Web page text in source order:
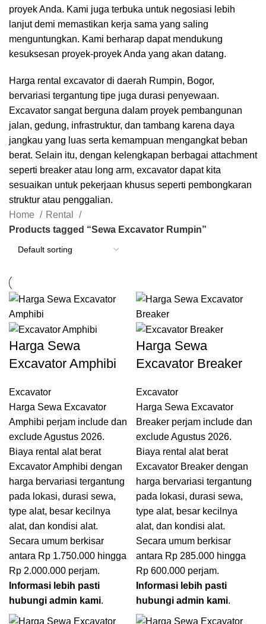
proyek Anda. Kami juga terbuka untuk negosiasi lebih
lanjut demi memastikan kerja sama yang saling
menguntungkan. Kami berharap dapat mendukung
kesuksesan proyek-proyek Anda yang akan datang.
Harga rental excavator di daerah Rumpin, Bogor,
bervariasi tergantung tipe juga durasi penyewaan.
Excavator sangat berguna dalam proyek pembangunan
jalan, gedung, infrastruktur, dan tambang karena daya
jangkau yang luas serta kemampuan mengangkat beban
berat. Selain itu, dengan kelengkapan berbagai attachment
seperti breaker atau long arm, excavator dapat kita
sesuaikan untuk pekerjaan khusus seperti pembongkaran
struktur atau penggalian.
Home
Rental
Products tagged “Sewa Excavator Rumpin”
Harga Sewa
Excavator Amphibi
Excavator
Harga Sewa Excavator
Amphibi perjam include dan
exclude Agustus 2026.
Biaya rental alat berat
Excavator Amphibi dengan
harga bervariasi tergantung
pada lokasi, durasi sewa,
type alat, besar kecilnya
alat, dan kondisi alat.
Secara umum berkisar
antara Rp 1.750.000 hingga
Rp 2.000.000 perjam.
Informasi lebih pasti
hubungi admin kami.
Harga Sewa
Excavator Breaker
Excavator
Harga Sewa Excavator
Breaker perjam include dan
exclude Agustus 2026.
Biaya rental alat berat
Excavator Breaker dengan
harga bervariasi tergantung
pada lokasi, durasi sewa,
type alat, besar kecilnya
alat, dan kondisi alat.
Secara umum berkisar
antara Rp 285.000 hingga
Rp 600.000 perjam.
Informasi lebih pasti
hubungi admin kami.